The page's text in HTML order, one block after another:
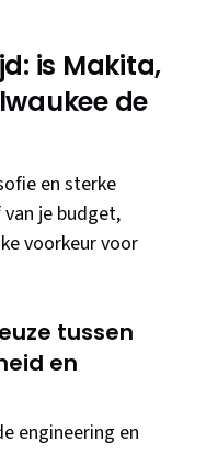
is Makita,
de
en sterke
je budget,
voorkeur voor
tussen
en
engineering en